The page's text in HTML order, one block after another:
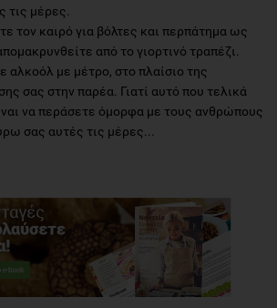
τις μέρες.
τον καιρό για βόλτες και περπάτημα ως
από το γιορτινό τραπέζι.
αλκοόλ με μέτρο, στο πλαίσιο της
σας στην παρέα. Γιατί αυτό που τελικά
να περάσετε όμορφα με τους ανθρώπους
σας αυτές τις μέρες...